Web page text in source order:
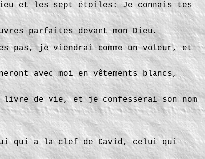
et les sept étoiles: Je connais tes
parfaites devant mon Dieu.
pas, je viendrai comme un voleur, et
avec moi en vêtements blancs,
livre de vie, et je confesserai son nom
qui a la clef de David, celui qui